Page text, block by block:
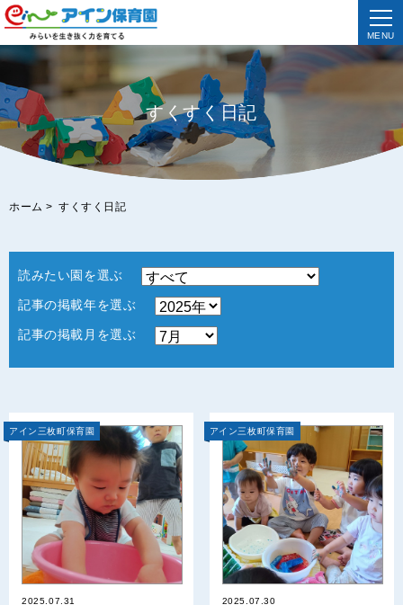
MENU
すくすく日記
ホーム > すくすく日記
読みたい園を選ぶ
記事の掲載年を選ぶ
記事の掲載月を選ぶ
アイン三枚町保育園
2025.07.31
アイン三枚町保育園
2025.07.30